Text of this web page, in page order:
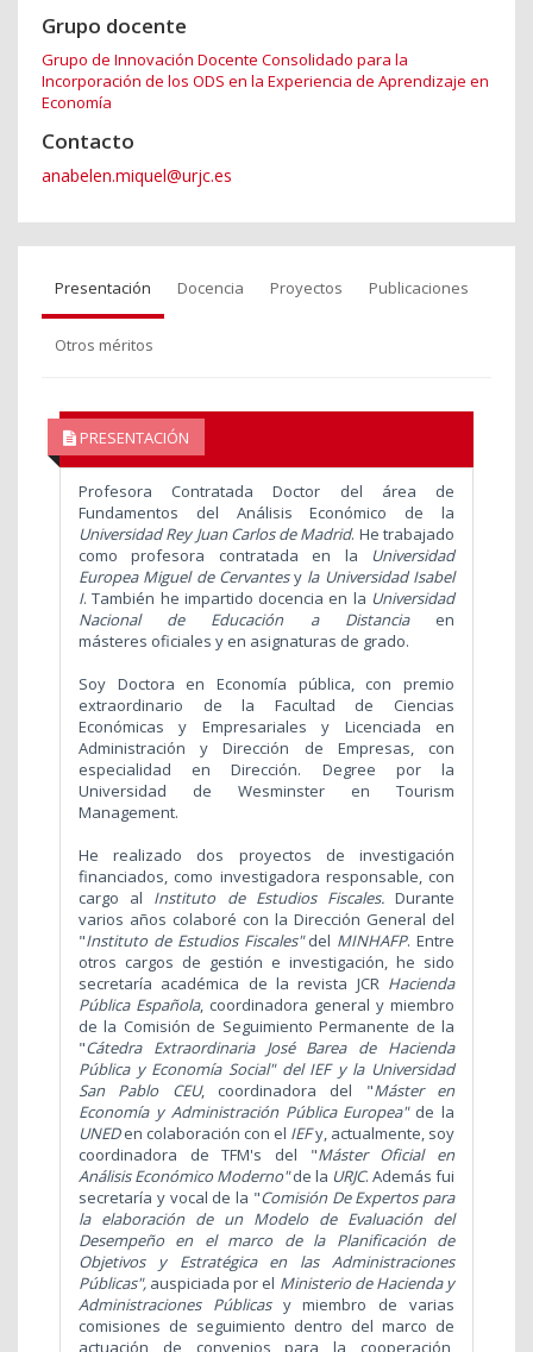
Grupo docente
Grupo de Innovación Docente Consolidado para la
Incorporación de los ODS en la Experiencia de Aprendizaje en
Economía
Contacto
anabelen.miquel@urjc.es
Presentación Docencia Proyectos Publicaciones
Otros méritos
PRESENTACIÓN
Profesora Contratada Doctor del área de
Fundamentos del Análisis Económico de la
Universidad Rey Juan Carlos de Madrid. He trabajado
como profesora contratada en la Universidad
Europea Miguel de Cervantesy la Universidad Isabel
I. También he impartido docencia en la Universidad
Nacional de Educación a Distanciaen
másteres oficiales y en asignaturas de grado.
Soy Doctora en Economía pública, con premio
extraordinario de la Facultad de Ciencias
Económicas y Empresariales y Licenciada en
Administración y Dirección de Empresas, con
especialidad en Dirección. Degree por la
Universidad de Wesminster en Tourism
Management.
He realizado dos proyectos de investigación
financiados, como investigadora responsable, con
cargo al Instituto de Estudios Fiscales.Durante
varios años colaboré con la Dirección General del
"Instituto de Estudios Fiscales"del MINHAFP. Entre
otros cargos de gestión e investigación, he sido
secretaría académica de la revista JCR Hacienda
Pública Española, coordinadora general y miembro
de la Comisión de Seguimiento Permanente de la
"Cátedra Extraordinaria José Barea de Hacienda
Pública y Economía Social" del IEF y la Universidad
San Pablo CEU, coordinadora del "Máster en
Economía y Administración Pública Europea" de la
UNEDen colaboración con el IEFy, actualmente, soy
coordinadora de TFM's del "Máster Oficial en
Análisis Económico Moderno"de la URJC. Además fui
secretaría y vocal de la "Comisión De Expertos para
la elaboración de un Modelo de Evaluación del
Desempeño en el marco de la Planificación de
Objetivos y Estratégica en las Administraciones
Públicas", auspiciada por el Ministerio de Hacienda y
Administraciones Públicasy miembro de varias
comisiones de seguimiento dentro del marco de
actuación de convenios para la cooperación,